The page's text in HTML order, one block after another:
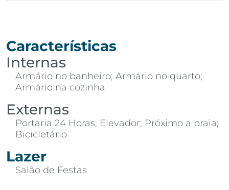
Características
Internas
Armário no banheiro; Armário no quarto;
Armário na cozinha
Externas
Portaria 24 Horas; Elevador; Próximo a praia;
Bicicletário
Lazer
Salão de Festas